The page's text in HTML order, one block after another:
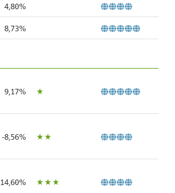
4,80%
8,73%
9,17% Ù
-8,56% ÙÙ
14,60% ÙÙÙ